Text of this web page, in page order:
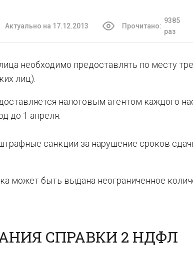
Актуально на 17.12.2013 Прочитано:
9385
раз
необходимо предоставлять по месту
лиц).
налоговым агентом каждого
до 1 апреля.
санкции за нарушение сроков
может быть выдана неограниченное
СПРАВКИ 2 НДФЛ